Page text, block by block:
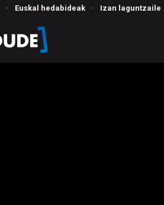
· Euskal hedabideak · Izan laguntzaile